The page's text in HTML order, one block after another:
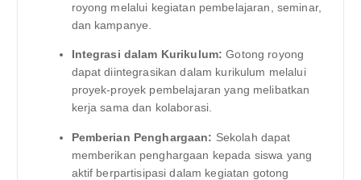
royong melalui kegiatan pembelajaran, seminar,
dan kampanye.
Integrasi dalam Kurikulum: Gotong royong
dapat diintegrasikan dalam kurikulum melalui
proyek-proyek pembelajaran yang melibatkan
kerja sama dan kolaborasi.
Pemberian Penghargaan: Sekolah dapat
memberikan penghargaan kepada siswa yang
aktif berpartisipasi dalam kegiatan gotong